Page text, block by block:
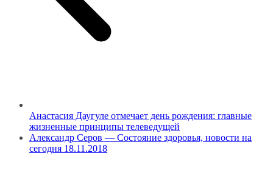
Анастасия Даугуле отмечает день рождения: главные
жизненные принципы телеведущей
Александр Серов — Состояние здоровья, новости на
сегодня 18.11.2018